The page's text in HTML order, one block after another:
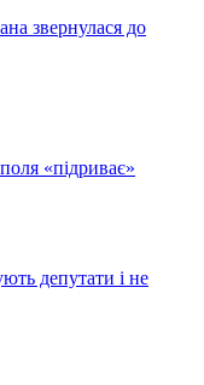
звернулася до
«підриває»
депутати і не